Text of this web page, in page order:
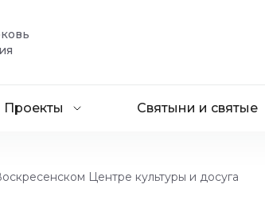
Проекты Святыни и святые
Центре культуры и досуга